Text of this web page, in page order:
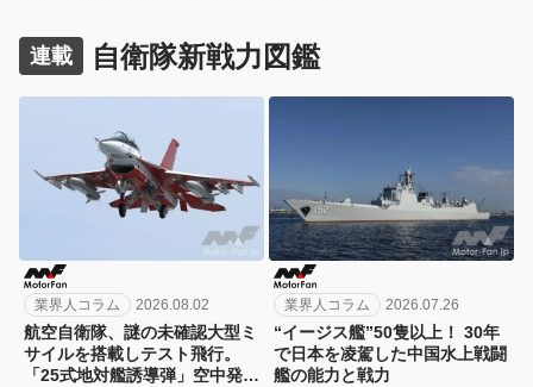
連載 自衛隊新戦力図鑑
業界人コラム 2026.08.02
航空自衛隊、謎の未確認大型ミ
サイルを搭載しテスト飛行。
「25式地対艦誘導弾」空中発射
業界人コラム 2026.07.26
“イージス艦”50隻以上！ 30年
で日本を凌駕した中国水上戦闘
艦の能力と戦力